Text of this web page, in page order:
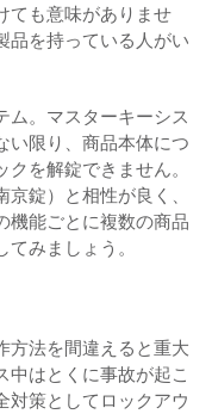
ても意味がありませ
品を持っている人がい
ム。マスターキーシス
い限り、商品本体につ
を解錠できません。
錠）と相性が良く、
機能ごとに複数の商品
みましょう。
方法を間違えると重大
中はとくに事故が起こ
対策としてロックアウ